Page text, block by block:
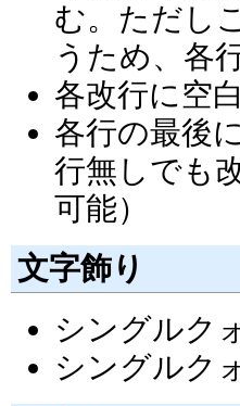
む。ただし
うため、各
各改行に空
各行の最後
行無しでも
可能）
文字飾り
シングルク
シングルク